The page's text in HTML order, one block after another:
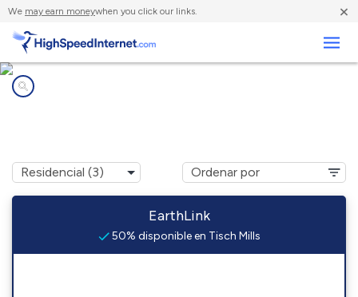
We may earn moneywhen you click our links. ×
EarthLink
50% disponible en Tisch Mills